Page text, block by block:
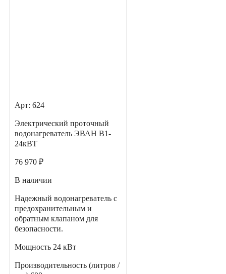
Арт: 624
Электрический проточный
водонагреватель ЭВАН В1-
24кВТ
76 970 ₽
В наличии
Надежный водонагреватель с
предохранительным и
обратным клапаном для
безопасности.
Мощность 24 кВт
Производительность (литров /